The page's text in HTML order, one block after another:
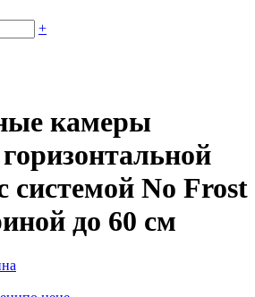
+
камеры
системой No Frost
до 60 см